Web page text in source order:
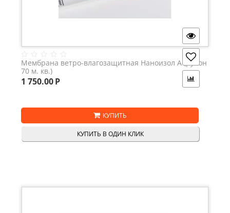
Мембрана ветро-влагозащитная Наноизол А (рулон
70 м. кв.)
1 750.00Р
КУПИТЬ
КУПИТЬ В ОДИН КЛИК